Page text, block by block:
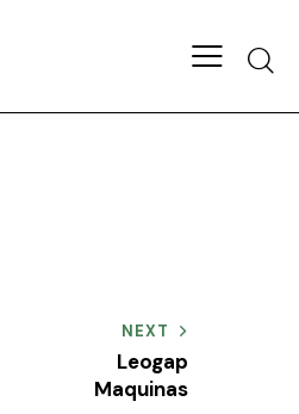
NEXT
Leogap
Maquinas